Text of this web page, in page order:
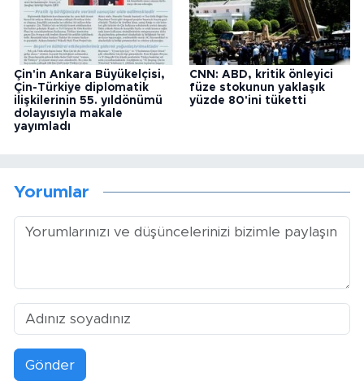
Çin'in Ankara Büyükelçisi,
Çin-Türkiye diplomatik
ilişkilerinin 55. yıldönümü
dolayısıyla makale
yayımladı
CNN: ABD, kritik önleyici
füze stokunun yaklaşık
yüzde 80'ini tüketti
Yorumlar
Gönder